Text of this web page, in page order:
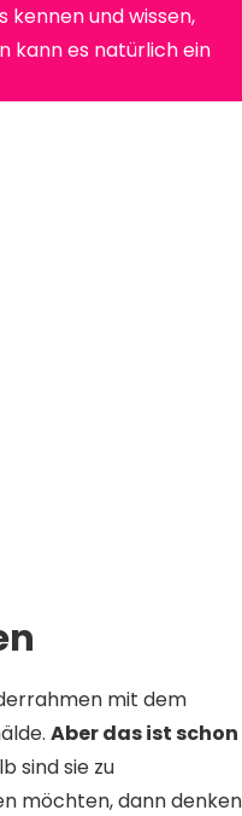
kennen und wissen,
kann es natürlich ein
mit dem
Aber das ist schon
sind sie zu
möchten, dann denken